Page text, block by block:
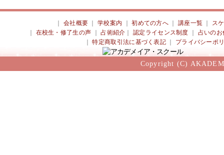
会社概要 ｜学校案内 ｜初めての方へ 講座一覧
ス
在校生・修了生の声 ｜占術紹介 ｜認定ライセンス制度
占いのお
｜特定商取引法に基づく表記 プライバシーポ
Copyright (C)